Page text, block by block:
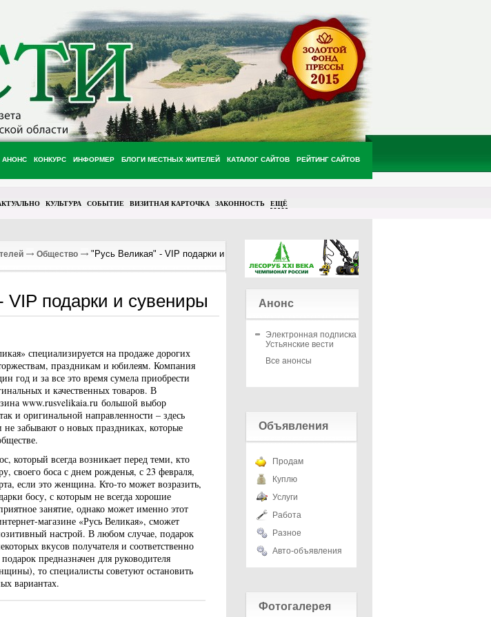
АНОНС КОНКУРС ИНФОРМЕР БЛОГИ МЕСТНЫХ ЖИТЕЛЕЙ КАТАЛОГ САЙТОВ РЕЙТИНГ САЙТОВ
КУЛЬТУРА СОБЫТИЕ ВИЗИТНАЯ КАРТОЧКА ЗАКОННОСТЬ ЕЩЁ
Общество
"Русь Великая" - VIP подарки и
VIP подарки и сувениры
специализируется на продаже дорогих
праздникам и юбилеям. Компания
год и за все это время сумела приобрести
и качественных товаров. В
www.rusvelikaia.ru большой выбор
и оригинальной направленности – здесь
забывают о новых праздниках, которые
который всегда возникает перед теми, кто
своего боса с днем рожденья, с 23 февраля,
если это женщина. Кто-то может возразить,
босу, с которым не всегда хорошие
занятие, однако может именно этот
магазине «Русь Великая», сможет
настрой. В любом случае, подарок
вкусов получателя и соответственно
предназначен для руководителя
то специалисты советуют остановить
вариантах.
Анонс
Электронная подписка на
Устьянские вести
Все анонсы
Объявления
Продам
Куплю
Услуги
Работа
Разное
Авто-объявления
Фотогалерея